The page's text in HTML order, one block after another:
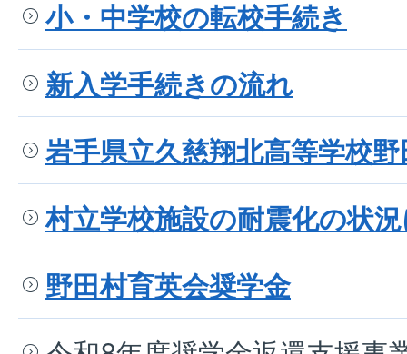
小・中学校の転校手続き
新入学手続きの流れ
岩手県立久慈翔北高等学校
村立学校施設の耐震化の状
野田村育英会奨学金